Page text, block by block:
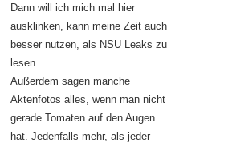
Dann will ich mich mal hier
ausklinken, kann meine Zeit auch
besser nutzen, als NSU Leaks zu
lesen.
Außerdem sagen manche
Aktenfotos alles, wenn man nicht
gerade Tomaten auf den Augen
hat. Jedenfalls mehr, als jeder